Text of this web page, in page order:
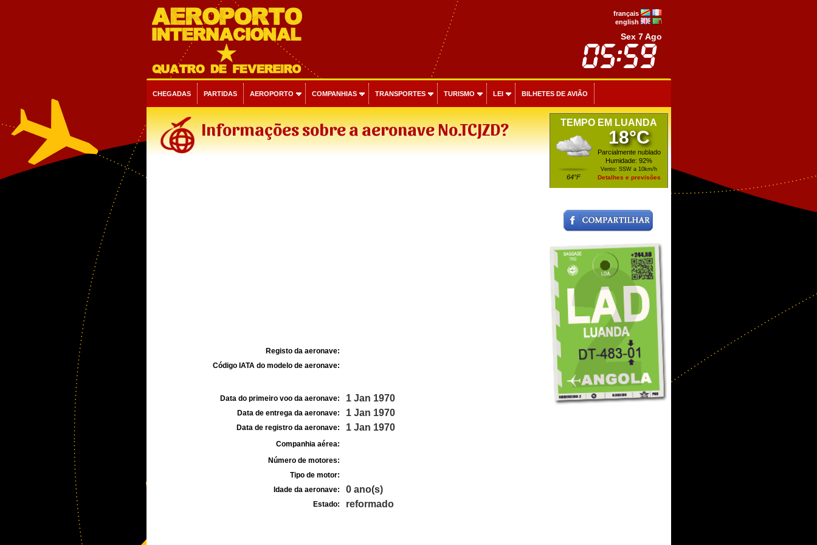
français
english
Sex 7 Ago
CHEGADAS PARTIDAS AEROPORTO COMPANHIAS TRANSPORTES TURISMO LEI BILHETES DE AVIÃO
Informações sobre a aeronave No.TCJZD?
Registo da aeronave:
Código IATA do modelo de aeronave:
Data do primeiro voo da aeronave: 1 Jan 1970
Data de entrega da aeronave: 1 Jan 1970
Data de registro da aeronave: 1 Jan 1970
Companhia aérea:
Número de motores:
Tipo de motor:
Idade da aeronave:
0 ano(s)
Estado: reformado
TEMPO EM LUANDA
64°F
18°C
Parcialmente nublado
Humidade: 92%
Vento: SSW a 10km/h
Detalhes e previsões